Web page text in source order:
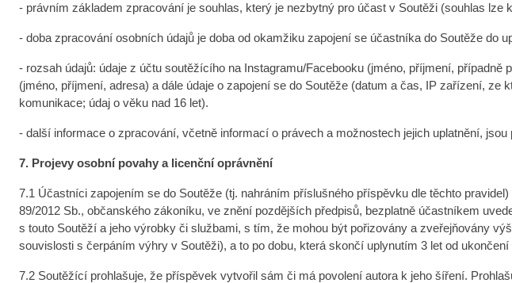
- právním základem zpracování je souhlas, který je nezbytný pro účast v Soutěži (souhlas
- doba zpracování osobních údajů je doba od okamžiku zapojení se účastníka do Soutěže do
- rozsah údajů: údaje z účtu soutěžícího na Instagramu/Facebooku (jméno, příjmení,
(jméno, příjmení, adresa) a dále údaje o zapojení se do Soutěže (datum a čas, IP zařízení,
komunikace; údaj o věku nad 16 let).
- další informace o zpracování, včetně informací o právech a možnostech jejich uplatnění,
7. Projevy osobní povahy a licenční oprávnění
7.1 Účastníci zapojením se do Soutěže (tj. nahráním příslušného příspěvku dle těchto
89/2012 Sb., občanského zákoníku, ve znění pozdějších předpisů, bezplatně účastníkem
s touto Soutěží a jeho výrobky či službami, s tím, že mohou být pořizovány a zveřejňovány
souvislosti s čerpáním výhry v Soutěži), a to po dobu, která skončí uplynutím 3 let od ukončení
7.2 Soutěžící prohlašuje, že příspěvek vytvořil sám či má povolení autora k jeho šíření.